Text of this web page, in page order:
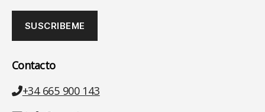
Contacto
Teléfono
+34 665 900 143